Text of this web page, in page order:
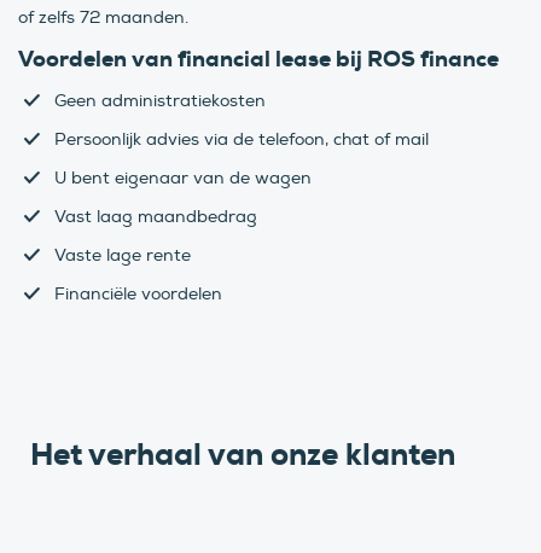
of zelfs 72 maanden.
Voordelen van financial lease bij ROS finance
Geen administratiekosten
Persoonlijk advies via de telefoon, chat of mail
U bent eigenaar van de wagen
Vast laag maandbedrag
Vaste lage rente
Financiële voordelen
Het verhaal van onze klanten